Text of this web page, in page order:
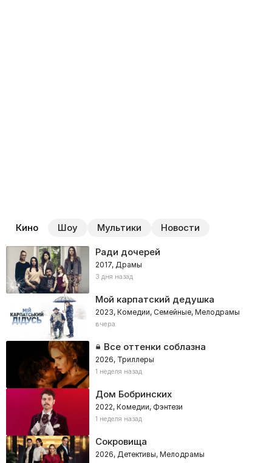
Кино Шоу Мультики Новости
Ради дочерей
2017, Драмы
3 дня назад
Мой карпатский дедушка
2023, Комедии, Семейные, Мелодрамы
вчера
Все оттенки соблазна
2026, Триллеры
1 неделя назад
Дом Бобринских
2022, Комедии, Фэнтези
1 неделя назад
Сокровища
2026, Детективы, Мелодрамы